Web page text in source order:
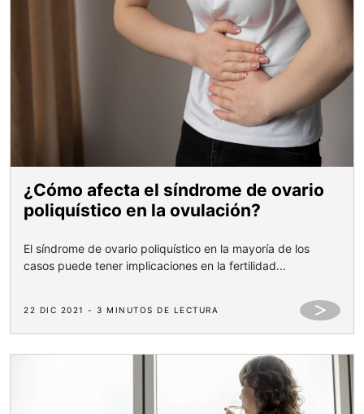
¿Cómo afecta el síndrome de ovario
poliquístico en la ovulación?
El síndrome de ovario poliquístico en la mayoría de los
casos puede tener implicaciones en la fertilidad...
22 DIC 2021 - 3 MINUTOS DE LECTURA